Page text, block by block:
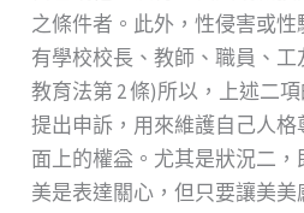
之條件者。此外，性侵害或
有學校校長、教師、職員、
教育法第 2 條)所以，上述二
提出申訴，用來維護自己人
面上的權益。尤其是狀況二
美是表達關心，但只要讓美